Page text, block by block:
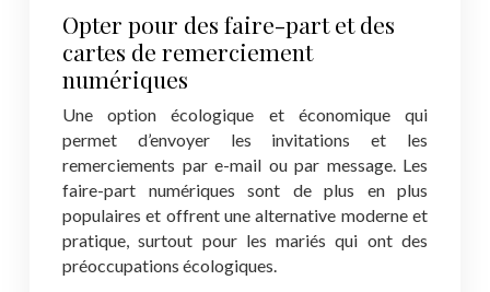
Opter pour des faire-part et des
cartes de remerciement
numériques
Une option écologique et économique qui
permet d’envoyer les invitations et les
remerciements par e-mail ou par message. Les
faire-part numériques sont de plus en plus
populaires et offrent une alternative moderne et
pratique, surtout pour les mariés qui ont des
préoccupations écologiques.